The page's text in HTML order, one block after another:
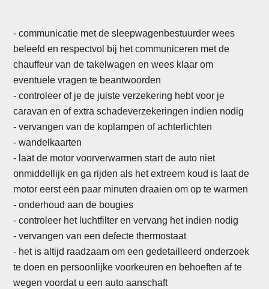
- communicatie met de sleepwagenbestuurder wees
beleefd en respectvol bij het communiceren met de
chauffeur van de takelwagen en wees klaar om
eventuele vragen te beantwoorden
- controleer of je de juiste verzekering hebt voor je
caravan en of extra schadeverzekeringen indien nodig
- vervangen van de koplampen of achterlichten
-wandelkaarten
- laat de motor voorverwarmen start de auto niet
onmiddellijk en ga rijden als het extreem koud is laat de
motor eerst een paar minuten draaien om op te warmen
- onderhoud aan de bougies
- controleer het luchtfilter en vervang het indien nodig
- vervangen van een defecte thermostaat
- het is altijd raadzaam om een gedetailleerd onderzoek
te doen en persoonlijke voorkeuren en behoeften af te
wegen voordat u een auto aanschaft